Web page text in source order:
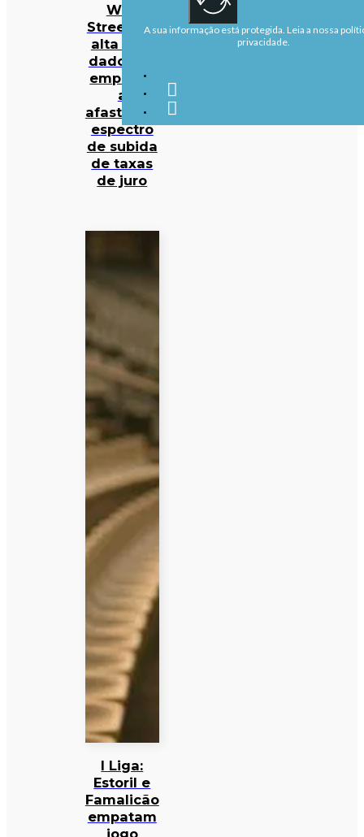
Wall
Street em
alta com
dados de
emprego
a
afastarem
espectro
de subida
de taxas
de juro
I Liga:
Estoril e
Famalicão
empatam
A sua informação está protegida. Leia a nossa
privacidade.